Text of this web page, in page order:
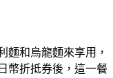
麵和烏龍麵來享用，
幣折抵券後，這一餐